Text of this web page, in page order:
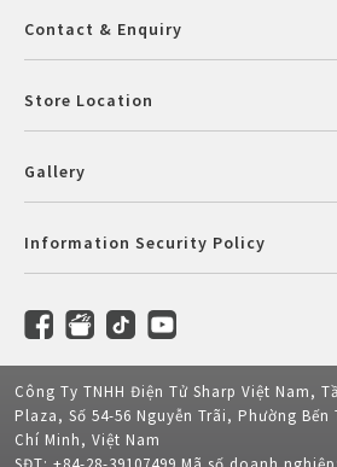
Contact & Enquiry
Store Location
Gallery
Information Security Policy
Công Ty TNHH Điện Tử Sharp Việt Nam,
Plaza, Số 54-56 Nguyễn Trãi, Phường
Chí Minh, Việt Nam